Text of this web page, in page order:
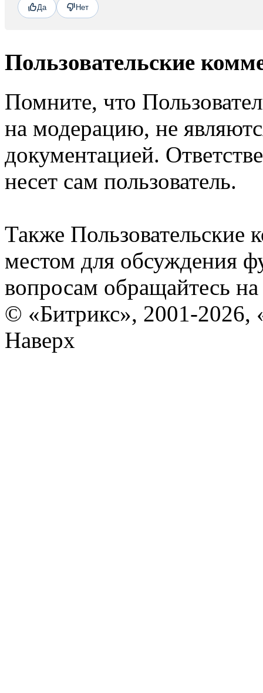
Да Нет
Пользовательские
Помните, что
на модерацию, не
документацией.
несет сам пользователь.
Также Пользовательские
местом для обсуждения
вопросам обращайтесь
© «Битрикс», 2001-2026,
Наверх